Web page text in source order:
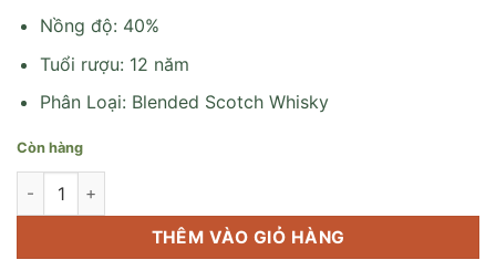
Nồng độ: 40%
Tuổi rượu: 12 năm
Phân Loại: Blended Scotch Whisky
Còn hàng
Chivas 12 Hộp Quà 2021 số lượng
THÊM VÀO GIỎ HÀNG